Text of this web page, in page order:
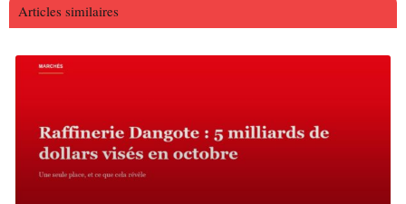
Articles similaires